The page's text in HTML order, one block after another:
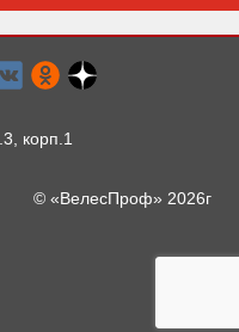
корп.1
© «ВелесПроф» 2026г